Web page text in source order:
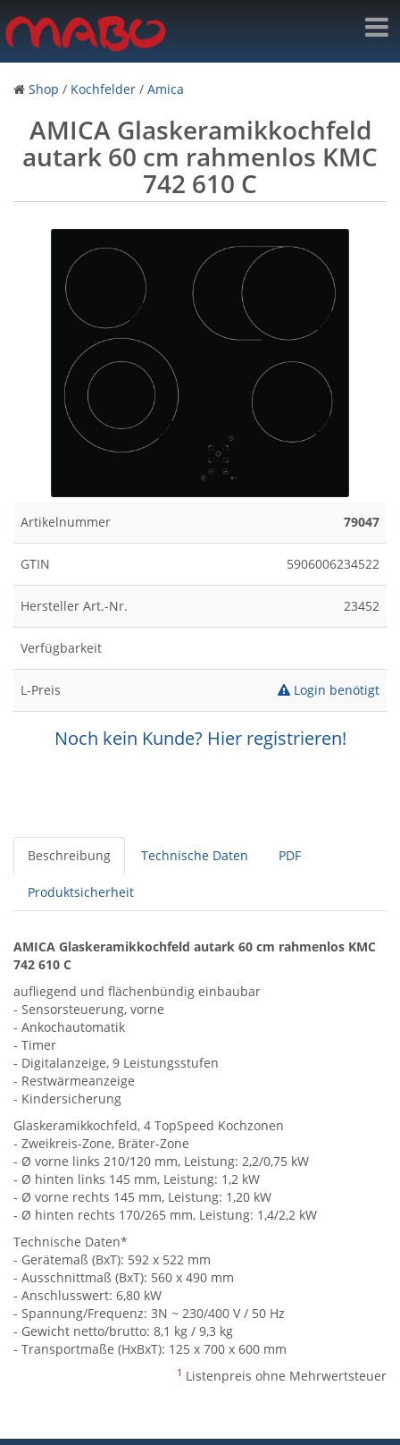
Shop / Kochfelder / Amica
AMICA Glaskeramikkochfeld
autark 60 cm rahmenlos KMC
742 610 C
Artikelnummer 79047
GTIN 5906006234522
Hersteller Art.-Nr. 23452
Verfügbarkeit
L-Preis Login benötigt
Noch kein Kunde? Hier registrieren!
Beschreibung Technische Daten PDF
Produktsicherheit
AMICA Glaskeramikkochfeld autark 60 cm rahmenlos KMC
742 610 C
aufliegend und flächenbündig einbaubar
- Sensorsteuerung, vorne
- Ankochautomatik
- Timer
- Digitalanzeige, 9 Leistungsstufen
- Restwärmeanzeige
- Kindersicherung
Glaskeramikkochfeld, 4 TopSpeed Kochzonen
- Zweikreis-Zone, Bräter-Zone
- Ø vorne links 210/120 mm, Leistung: 2,2/0,75 kW
- Ø hinten links 145 mm, Leistung: 1,2 kW
- Ø vorne rechts 145 mm, Leistung: 1,20 kW
- Ø hinten rechts 170/265 mm, Leistung: 1,4/2,2 kW
Technische Daten*
- Gerätemaß (BxT): 592 x 522 mm
- Ausschnittmaß (BxT): 560 x 490 mm
- Anschlusswert: 6,80 kW
- Spannung/Frequenz: 3N ~ 230/400 V / 50 Hz
- Gewicht netto/brutto: 8,1 kg / 9,3 kg
- Transportmaße (HxBxT): 125 x 700 x 600 mm
1 Listenpreis ohne Mehrwertsteuer